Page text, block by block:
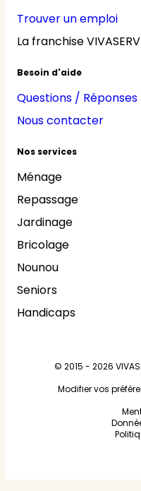
Trouver un emploi
La franchise
Besoin d'aide
Questions / Réponses
Nous contacter
Nos services
Ménage
Repassage
Jardinage
Bricolage
Nounou
Seniors
Handicaps
© 2015 - 2026
Modifier vos